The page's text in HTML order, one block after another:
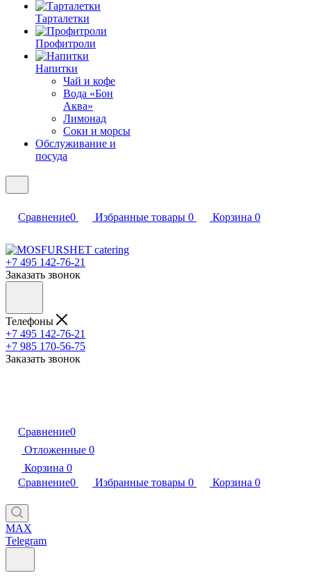
Тарталетки
Профитроли
Напитки
Чай и кофе
Вода «Бон
Аква»
Лимонад
Соки и морсы
Обслуживание и
посуда
Сравнение0 Избранные товары 0 Корзина 0
+7 495 142-76-21
Заказать звонок
Телефоны
+7 495 142-76-21
+7 985 170-56-75
Заказать звонок
Сравнение0
Отложенные 0
Корзина 0
Сравнение0 Избранные товары 0 Корзина 0
MAX
Telegram